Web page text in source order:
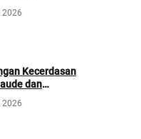
2026
Kecerdasan
dan
yang
2026